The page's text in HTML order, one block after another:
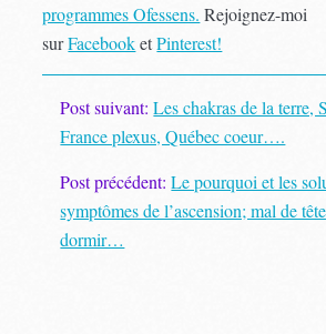
programmes Ofessens. Rejoignez-moi
surFacebooketPinterest!
Post suivant:Les chakras de la terre,
France plexus, Québec coeur….
Post précédent:Le pourquoi et les
symptômes de l’ascension; mal de
dormir…